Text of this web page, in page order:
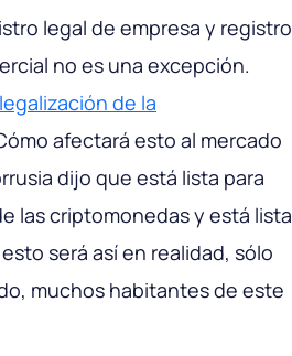
legal de empresa y registro
no es una excepción.
de la
afectará esto al mercado
dijo que está lista para
las criptomonedas y está lista
esto será así en realidad, sólo
muchos habitantes de este